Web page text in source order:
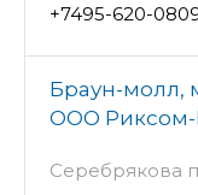
+7495-620-
Браун-молл,
ООО
Серебрякова